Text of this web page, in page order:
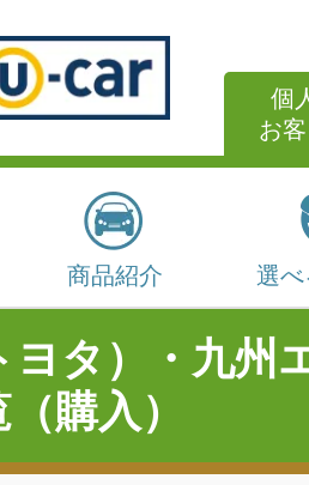
個
お
商品紹介 選
ヨタ）・九州
購入）